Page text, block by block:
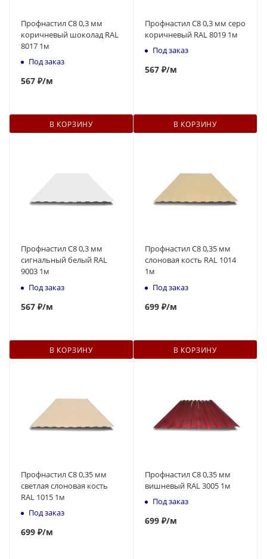
Профнастил С8 0,3 мм
коричневый шоколад RAL
8017 1м
Под заказ
567 ₽/м
В КОРЗИНУ
Профнастил С8 0,3 мм серо
коричневый RAL 8019 1м
Под заказ
567 ₽/м
В КОРЗИНУ
Профнастил С8 0,3 мм
сигнальный белый RAL
9003 1м
Под заказ
567 ₽/м
В КОРЗИНУ
Профнастил С8 0,35 мм
слоновая кость RAL 1014
1м
Под заказ
699 ₽/м
В КОРЗИНУ
Профнастил С8 0,35 мм
светлая слоновая кость
RAL 1015 1м
Под заказ
699 ₽/м
Профнастил С8 0,35 мм
вишневый RAL 3005 1м
Под заказ
699 ₽/м